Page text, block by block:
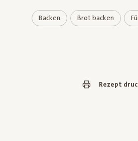
Backen Brot backen
Rezept